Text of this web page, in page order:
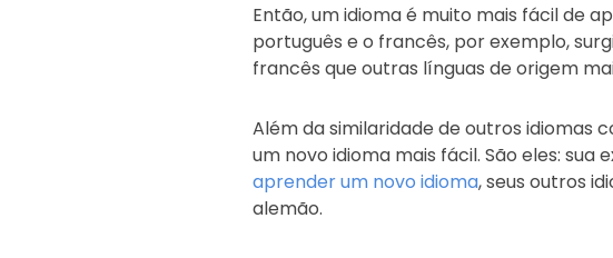
Então, um idioma é muito mais fácil de
português e o francês, por exemplo,
francês que outras línguas de origem
Além da similaridade de outros idiomas
um novo idioma mais fácil. São eles:
aprender um novo idioma, seus outros
alemão.